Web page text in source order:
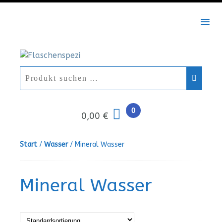
0,00 €
0
Start/ Wasser/ Mineral Wasser
Mineral Wasser